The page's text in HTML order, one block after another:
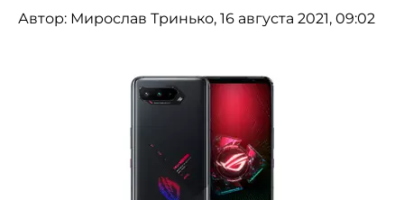
Автор: Мирослав Тринько, 16 августа 2021, 09:02